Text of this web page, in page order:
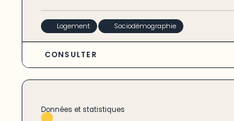
Logement Sociodémographie
CONSULTER
Données et statistiques